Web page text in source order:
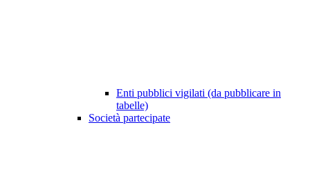
Enti pubblici vigilati (da pubblicare in
tabelle)
Società partecipate